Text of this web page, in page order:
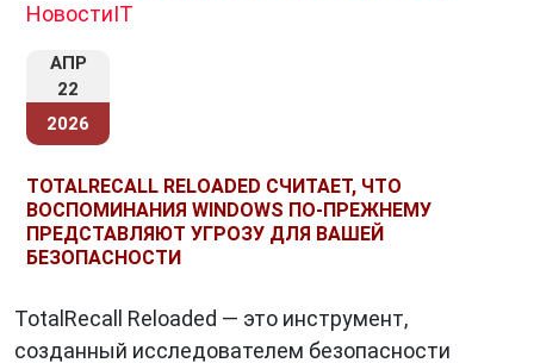
НовостиIT
АПР
22
2026
TOTALRECALL RELOADED СЧИТАЕТ, ЧТО
ВОСПОМИНАНИЯ WINDOWS ПО-ПРЕЖНЕМУ
ПРЕДСТАВЛЯЮТ УГРОЗУ ДЛЯ ВАШЕЙ
БЕЗОПАСНОСТИ
TotalRecall Reloaded — это инструмент,
созданный исследователем безопасности